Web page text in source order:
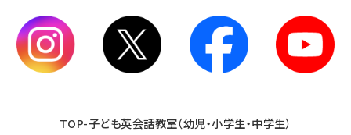
TOP-子ども英会話教室（幼児・小学生・中学生）